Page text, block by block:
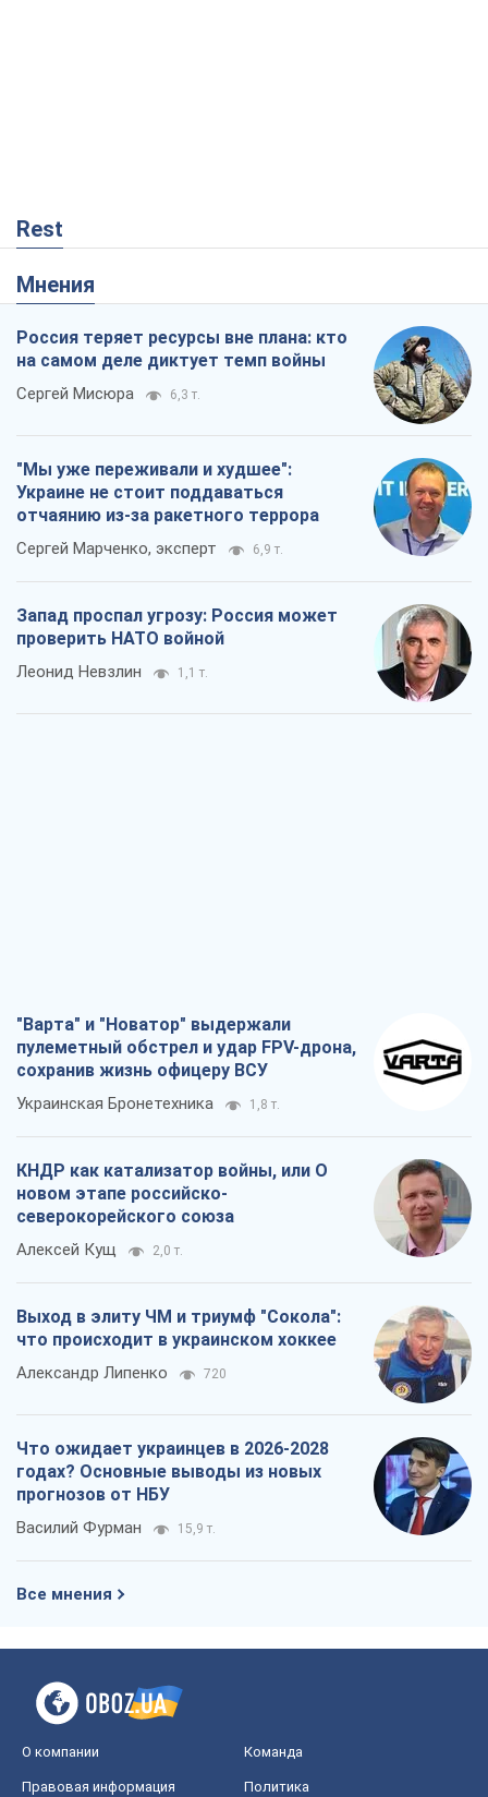
Rest
Мнения
Россия теряет ресурсы вне плана: кто
на самом деле диктует темп войны
Сергей Мисюра 6,3 т.
"Мы уже переживали и худшее":
Украине не стоит поддаваться
отчаянию из-за ракетного террора
Сергей Марченко, эксперт 6,9 т.
Запад проспал угрозу: Россия может
проверить НАТО войной
Леонид Невзлин 1,1 т.
"Варта" и "Новатор" выдержали
пулеметный обстрел и удар FPV-дрона,
сохранив жизнь офицеру ВСУ
Украинская Бронетехника 1,8 т.
КНДР как катализатор войны, или О
новом этапе российско-
северокорейского союза
Алексей Кущ 2,0 т.
Выход в элиту ЧМ и триумф "Сокола":
что происходит в украинском хоккее
Александр Липенко 720
Что ожидает украинцев в 2026-2028
годах? Основные выводы из новых
прогнозов от НБУ
Василий Фурман 15,9 т.
Все мнения
О компании Команда
Правовая информация
Политика